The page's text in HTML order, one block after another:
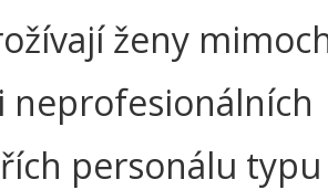
ženy
neprofesionálních
personálu typu